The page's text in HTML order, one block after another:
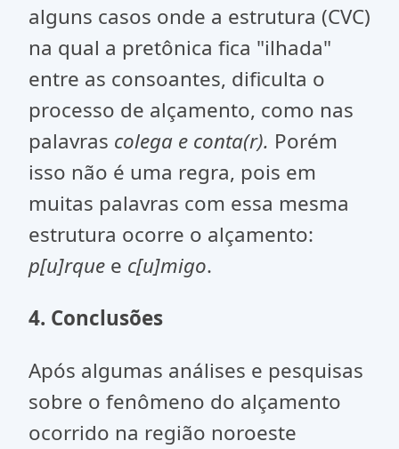
alguns casos onde a estrutura (CVC)
na qual a pretônica fica "ilhada"
entre as consoantes, dificulta o
processo de alçamento, como nas
palavras colega e conta(r). Porém
isso não é uma regra, pois em
muitas palavras com essa mesma
estrutura ocorre o alçamento:
p[u]rque e c[u]migo.
4. Conclusões
Após algumas análises e pesquisas
sobre o fenômeno do alçamento
ocorrido na região noroeste